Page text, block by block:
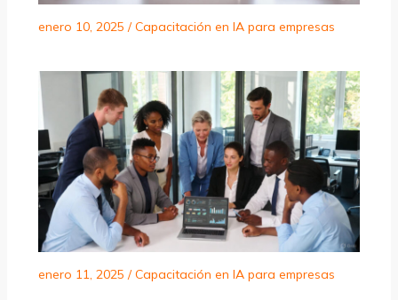
enero 10, 2025 /Capacitación en IA para empresas
enero 11, 2025 /Capacitación en IA para empresas